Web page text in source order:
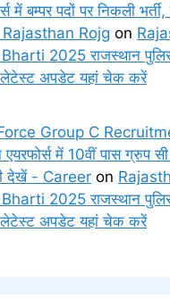
में बम्पर पदों पर निकली भर्ती,
Rojg on
2025 राजस्थान पुलिस
अपडेट यहां चेक करें
Group C
में 10वीं पास ग्रुप सी
देखें - Career on
2025 राजस्थान पुलिस
अपडेट यहां चेक करें